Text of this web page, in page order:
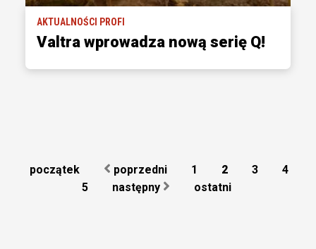
AKTUALNOŚCI PROFI
Valtra wprowadza nową serię Q!
początek poprzedni 1 2 3
4
5
następny ostatni